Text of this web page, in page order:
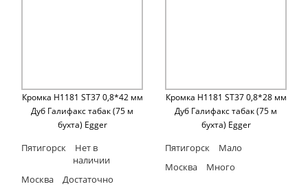
Кромка H1181 ST37 0,8*42 мм
Дуб Галифакс табак (75 м
бухта) Egger
Пятигорск
Нет в
наличии
Москва
Достаточно
Кромка H1181 ST37 0,8*28 мм
Дуб Галифакс табак (75 м
бухта) Egger
Пятигорск
Мало
Москва
Много